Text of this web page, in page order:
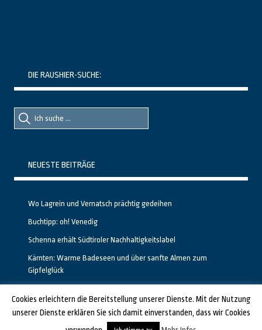
DIE RAUSHIER-SUCHE:
Suche
nach::
Suche
nach:
NEUESTE BEITRÄGE
Wo Lagrein und Vernatsch prächtig gedeihen
Buchtipp: oh! Venedig
Schenna erhält Südtiroler Nachhaltigkeitslabel
Kärnten: Warme Badeseen und über sanfte Almen zum
Gipfelglück
GESTALTET UND PROGRAMMIERT VON ALBERTO & FRANZ BEI LUCID.BERLIN
Cookies erleichtern die Bereitstellung unserer Dienste. Mit der Nutzung
unserer Dienste erklären Sie sich damit einverstanden, dass wir Cookies